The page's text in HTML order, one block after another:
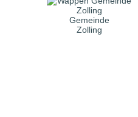
Gemeinde
Zolling